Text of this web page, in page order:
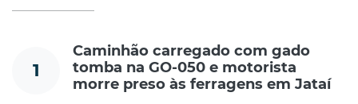
1
Caminhão carregado com gado
tomba na GO-050 e motorista
morre preso às ferragens em Jataí